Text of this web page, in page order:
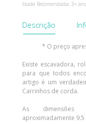
Idade Recomendada: 3+
Descrição
* O preço
Existe escavadora,
para que todos
artigo é um
Carrinhos de corda.
As dimensões
aproximadamente 9.5